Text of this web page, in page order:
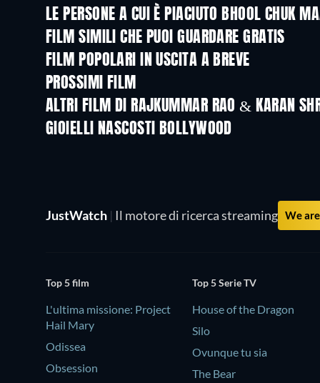
LE PERSONE A CUI È PIACIUTO BHOOL CHUK
FILM SIMILI CHE PUOI GUARDARE GRATIS
FILM POPOLARI IN USCITA A BREVE
PROSSIMI FILM
ALTRI FILM DI RAJKUMMAR RAO & KARAN
GIOIELLI NASCOSTI BOLLYWOOD
JustWatch | Il motore di ricerca streaming We
Top 5 film
L'ultima missione: Project
Hail Mary
Odissea
Obsession
Top 5 Serie TV
House of the Dragon
Silo
Ovunque tu sia
The Bear